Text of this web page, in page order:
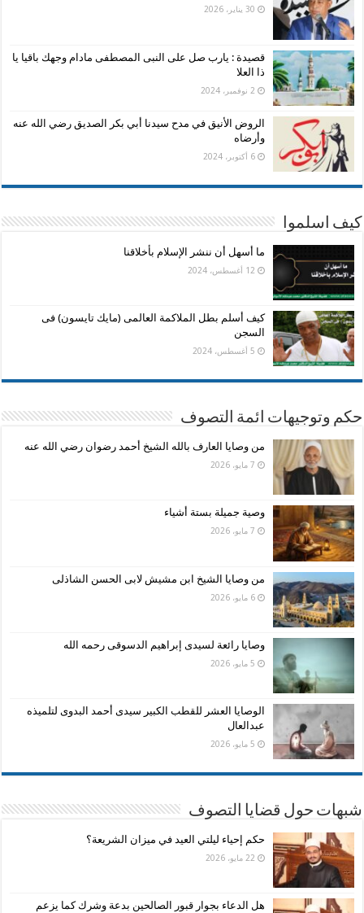
30 يناير، 2026
قصيدة : يارب صل على النبى المصطفى مادام وجهك باقيا يا
ذا العلا
2 نوفمبر، 2024
الروض الأنيق في مدح سيدنا أبي بكر الصديق رضي الله عنه
وأرضاه
6 أكتوبر، 2024
كيف اسلموا
ما أسهل أن ننشر الإسلام بأخلاقنا
12 أغسطس، 2024
كيف أسلم بطل الملاكمة العالمى (مايك تايسون) فى
السجن
5 أغسطس، 2024
حكم وتوجيهات ائمة التصوف
من وصايا العارف بالله الشيخ أحمد رضوان رضي الله عنه
7 مايو، 2026
وصية جميلة بستة أشياء
7 مايو، 2026
من وصايا الشيخ ابن مشيش لابى الحسن الشاذلى
6 مايو، 2026
وصايا رائعة لسيدى إبراهيم الدسوقى رحمه الله
5 مايو، 2026
الوصايا العشر للقطب الكبير سيدى أحمد البدوى لتلميذه
عبدالعال
5 مايو، 2026
شبهات حول قضايا التصوف
حكم إحياء ليلتي العيد في ميزان الشريعة؟
22 مايو، 2026
هل الدعاء بجوار قبور الصالحين بدعة وشرك كما يزعم